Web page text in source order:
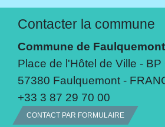
Contacter la commune
Commune de Faulquemont
Place de l'Hôtel de Ville - BP
57380 Faulquemont -
+33 3 87 29 70 00
CONTACT PAR FORMULAIRE